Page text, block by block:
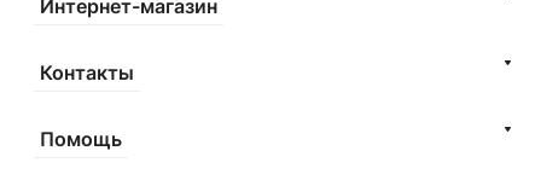
Интернет-магазин
Контакты
Помощь